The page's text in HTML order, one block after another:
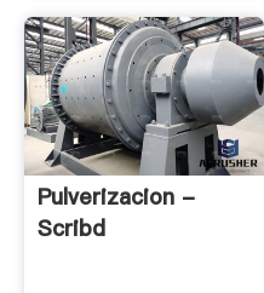
Pulverizacion -
Scribd